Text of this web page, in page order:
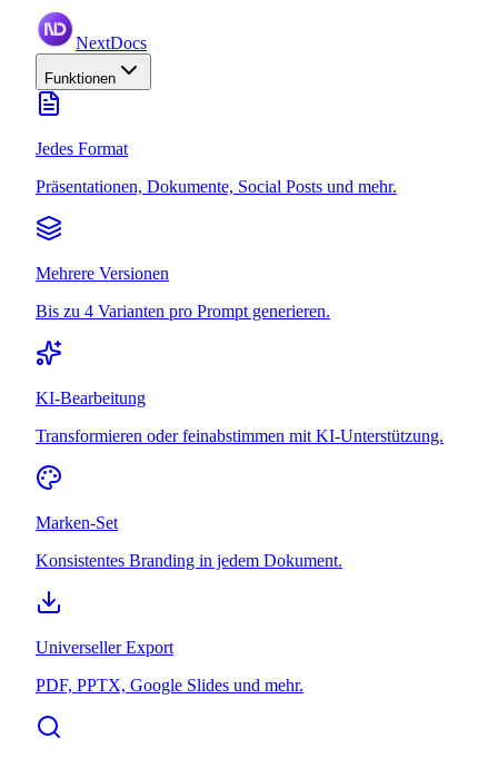
NextDocs
Funktionen
Jedes Format
Präsentationen, Dokumente, Social Posts und mehr.
Mehrere Versionen
Bis zu 4 Varianten pro Prompt generieren.
KI-Bearbeitung
Transformieren oder feinabstimmen mit KI-Unterstützung.
Marken-Set
Konsistentes Branding in jedem Dokument.
Universeller Export
PDF, PPTX, Google Slides und mehr.